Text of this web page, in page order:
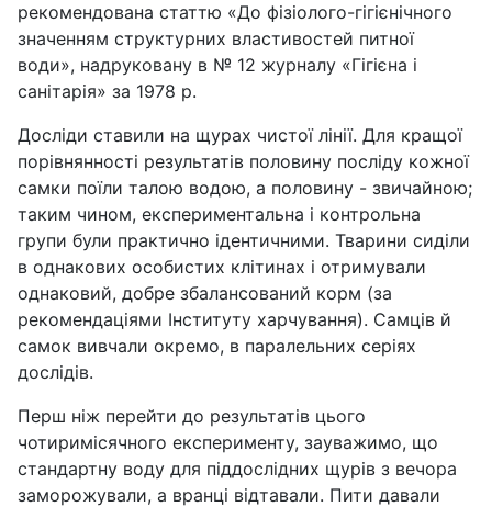
рекомендована статтю «До фізіолого-гігієнічного
значенням структурних властивостей питної
води», надруковану в № 12 журналу «Гігієна і
санітарія» за 1978 р.
Досліди ставили на щурах чистої лінії. Для кращої
порівнянності результатів половину посліду кожної
самки поїли талою водою, а половину - звичайною;
таким чином, експериментальна і контрольна
групи були практично ідентичними. Тварини сиділи
в однакових особистих клітинах і отримували
однаковий, добре збалансований корм (за
рекомендаціями Інституту харчування). Самців й
самок вивчали окремо, в паралельних серіях
дослідів.
Перш ніж перейти до результатів цього
чотиримісячного експерименту, зауважимо, що
стандартну воду для піддослідних щурів з вечора
заморожували, а вранці відтавали. Пити давали